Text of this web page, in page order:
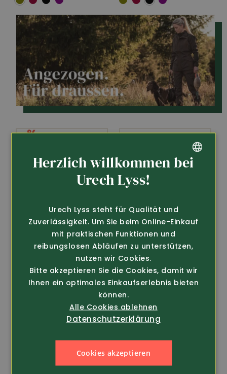
Pinewood
Damen-Fleecejacke
59.80
Art.-Nr. 331952
Pinewood
Damen Weste Dog
Sport Expert (3281)
159.-
Herzlich willkommen bei
Urech Lyss!
Urech Lyss steht für Qualität und
Zuverlässigkeit. Um Sie beim Online-Einkauf
mit praktischen Funktionen und
reibungslosen Abläufen zu unterstützen,
nutzen wir Cookies.
Bitte akzeptieren Sie die Cookies, damit wir
Ihnen ein optimales Einkaufserlebnis bieten
können.
Alle Cookies ablehnen
Datenschutzerklärung
Cookies akzeptieren